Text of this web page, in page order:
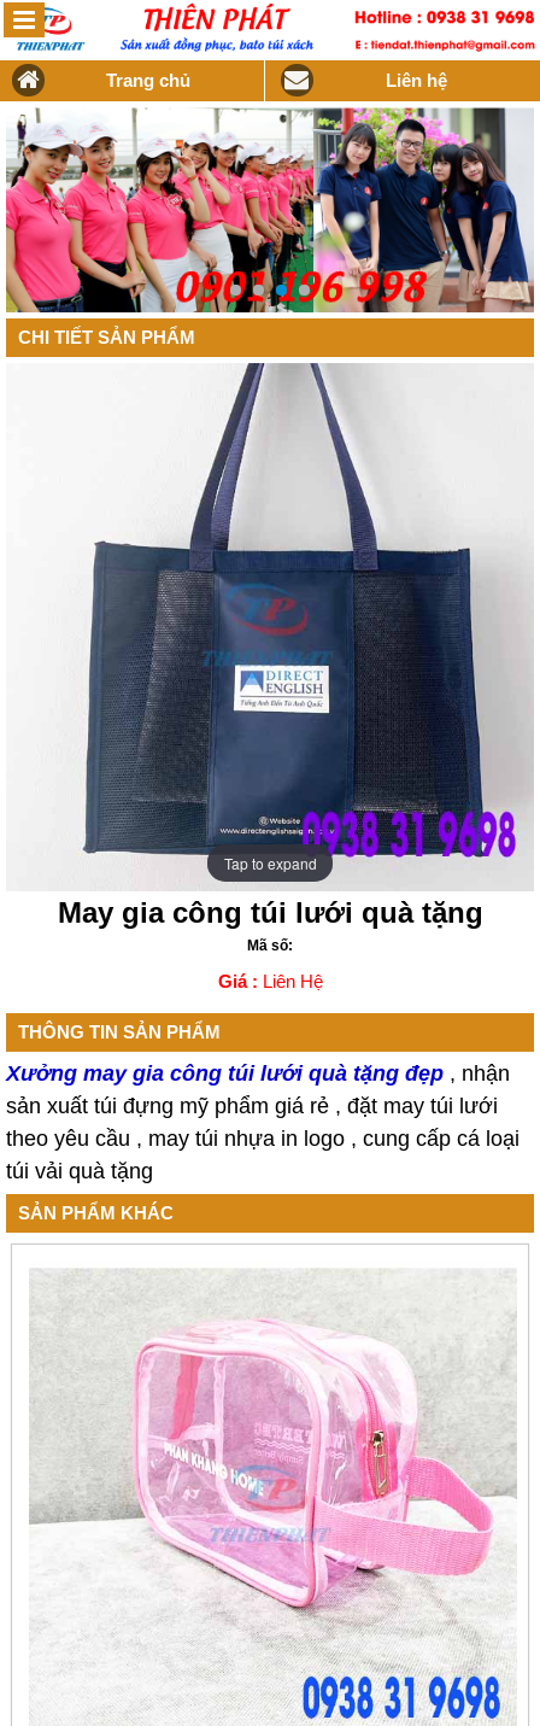
Trang chủ Liên hệ
CHI TIẾT SẢN PHẨM
Tap to expand
Tap to expand
May gia công túi lưới quà tặng
Mã số:
Giá : Liên Hệ
THÔNG TIN SẢN PHẨM
Xưởng may gia công túi lưới quà tặng đẹp , nhận
sản xuất túi đựng mỹ phẩm giá rẻ , đặt may túi lưới
theo yêu cầu , may túi nhựa in logo , cung cấp cá loại
túi vải quà tặng
SẢN PHẨM KHÁC